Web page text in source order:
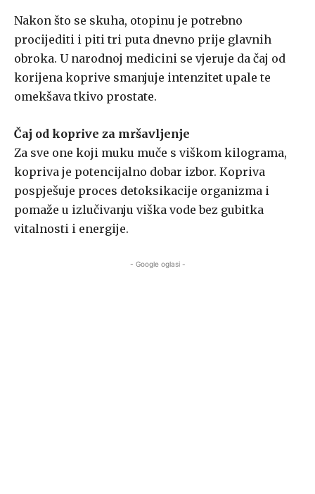
Nakon što se skuha, otopinu je potrebno
procijediti i piti tri puta dnevno prije glavnih
obroka. U narodnoj medicini se vjeruje da čaj od
korijena koprive smanjuje intenzitet upale te
omekšava tkivo prostate.
Čaj od koprive za mršavljenje
Za sve one koji muku muče s viškom kilograma,
kopriva je potencijalno dobar izbor. Kopriva
pospješuje proces detoksikacije organizma i
pomaže u izlučivanju viška vode bez gubitka
vitalnosti i energije.
- Google oglasi -